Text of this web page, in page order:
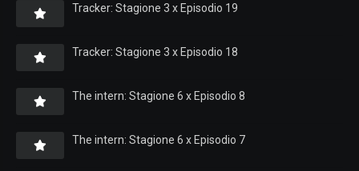
Tracker: Stagione 3 x Episodio 19
Tracker: Stagione 3 x Episodio 18
The intern: Stagione 6 x Episodio 8
The intern: Stagione 6 x Episodio 7